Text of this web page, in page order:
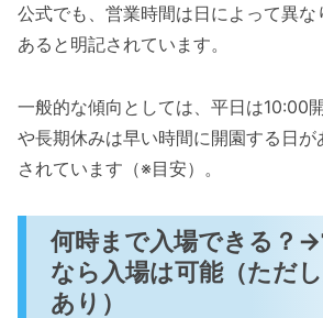
公式でも、営業時間は日によって異
あると明記されています。
一般的な傾向としては、平日は10:00
や長期休みは早い時間に開園する日
されています（※目安）。
何時まで入場できる？
なら入場は可能（ただ
あり）